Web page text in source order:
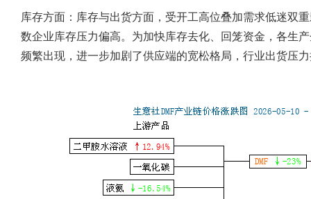
库存方面： 库存与出货方面，受开工高位叠加需求低迷双
数企业库存压力偏高。为加快库存去化、回笼资金，各生
频繁出现，进一步加剧了供应端的宽松格局，行业出货压